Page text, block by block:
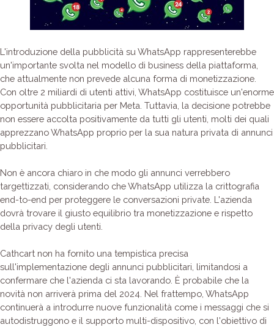
L'introduzione della pubblicità su WhatsApp rappresenterebbe
un'importante svolta nel modello di business della piattaforma,
che attualmente non prevede alcuna forma di monetizzazione.
Con oltre 2 miliardi di utenti attivi, WhatsApp costituisce un'enorme
opportunità pubblicitaria per Meta. Tuttavia, la decisione potrebbe
non essere accolta positivamente da tutti gli utenti, molti dei quali
apprezzano WhatsApp proprio per la sua natura privata di annunci
pubblicitari.
Non è ancora chiaro in che modo gli annunci verrebbero
targettizzati, considerando che WhatsApp utilizza la crittografia
end-to-end per proteggere le conversazioni private. L'azienda
dovrà trovare il giusto equilibrio tra monetizzazione e rispetto
della privacy degli utenti.
Cathcart non ha fornito una tempistica precisa
sull'implementazione degli annunci pubblicitari, limitandosi a
confermare che l'azienda ci sta lavorando. È probabile che la
novità non arriverà prima del 2024. Nel frattempo, WhatsApp
continuerà a introdurre nuove funzionalità come i messaggi che si
autodistruggono e il supporto multi-dispositivo, con l'obiettivo di